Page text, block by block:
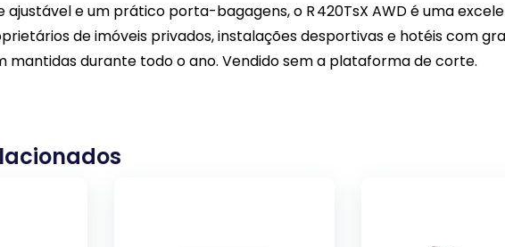
ajustável e um prático porta-bagagens, o R 420TsX AWD é uma
de imóveis privados, instalações desportivas e hotéis com
mantidas durante todo o ano. Vendido sem a plataforma de corte.